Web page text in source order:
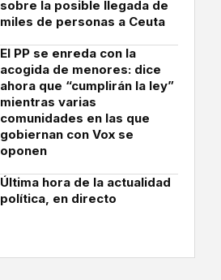
sobre la posible llegada de
miles de personas a Ceuta
El PP se enreda con la
acogida de menores: dice
ahora que “cumplirán la ley”
mientras varias
comunidades en las que
gobiernan con Vox se
oponen
Última hora de la actualidad
política, en directo